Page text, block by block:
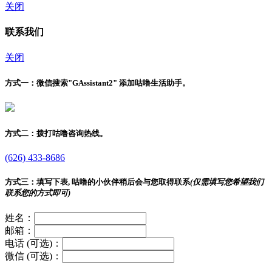
关闭
联系我们
关闭
方式一： 微信搜索"GAssistant2" 添加咕噜生活助手。
方式二： 拨打咕噜咨询热线。
(626) 433-8686
方式三： 填写下表, 咕噜的小伙伴稍后会与您取得联系(仅需填写您希望我们
联系您的方式即可)
姓名：
邮箱：
电话 (可选)：
微信 (可选)：